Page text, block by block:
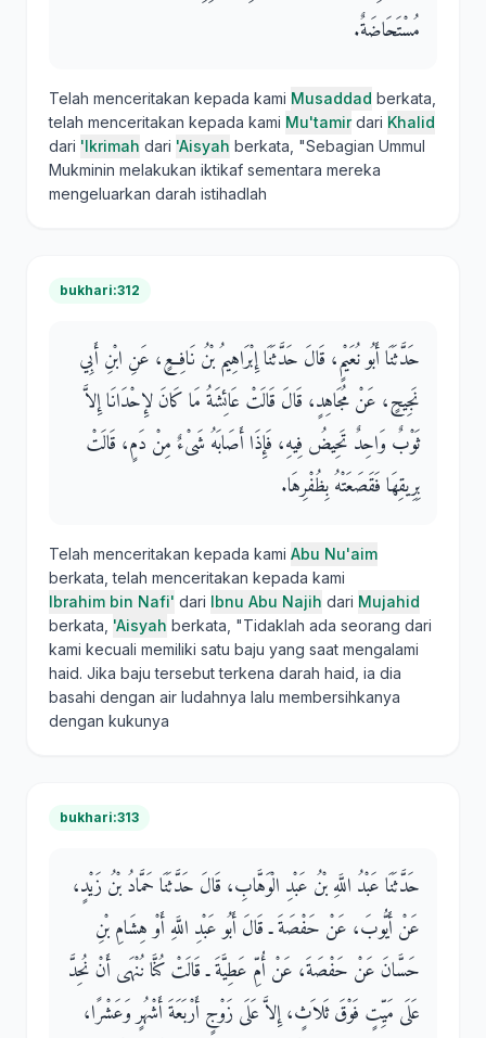
مُسْتَحَاضَةٌ‏.‏
Telah menceritakan kepada kami Musaddad berkata,
telah menceritakan kepada kami Mu'tamirdari Khalid
dari 'Ikrimah dari 'Aisyah berkata, "Sebagian Ummul
Mukminin melakukan iktikaf sementara mereka
mengeluarkan darah istihadlah
bukhari:312
حَدَّثَنَا أَبُو نُعَيْمٍ، قَالَ حَدَّثَنَا إِبْرَاهِيمُ بْنُ نَافِعٍ، عَنِ ابْنِ أَبِي
نَجِيحٍ، عَنْ مُجَاهِدٍ، قَالَ قَالَتْ عَائِشَةُ مَا كَانَ لإِحْدَانَا إِلاَّ
ثَوْبٌ وَاحِدٌ تَحِيضُ فِيهِ، فَإِذَا أَصَابَهُ شَىْءٌ مِنْ دَمٍ، قَالَتْ
بِرِيقِهَا فَقَصَعَتْهُ بِظُفْرِهَا‏.‏
Telah menceritakan kepada kami Abu Nu'aim
berkata, telah menceritakan kepada kami
Ibrahim bin Nafi' dari Ibnu Abu Najih dari Mujahid
berkata, 'Aisyah berkata, "Tidaklah ada seorang dari
kami kecuali memiliki satu baju yang saat mengalami
haid. Jika baju tersebut terkena darah haid, ia dia
basahi dengan air ludahnya lalu membersihkanya
dengan kukunya
bukhari:313
حَدَّثَنَا عَبْدُ اللَّهِ بْنُ عَبْدِ الْوَهَّابِ، قَالَ حَدَّثَنَا حَمَّادُ بْنُ زَيْدٍ،
عَنْ أَيُّوبَ، عَنْ حَفْصَةَ ـ قَالَ أَبُو عَبْدِ اللَّهِ أَوْ هِشَامِ بْنِ
حَسَّانَ عَنْ حَفْصَةَ، عَنْ أُمِّ عَطِيَّةَ ـ قَالَتْ كُنَّا نُنْهَى أَنْ نُحِدَّ
عَلَى مَيِّتٍ فَوْقَ ثَلاَثٍ، إِلاَّ عَلَى زَوْجٍ أَرْبَعَةَ أَشْهُرٍ وَعَشْرًا،